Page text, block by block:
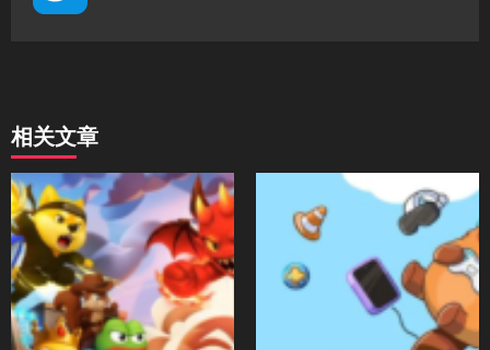
相关文章